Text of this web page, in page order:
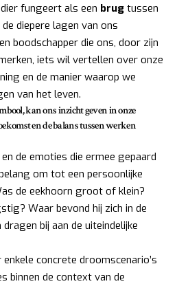
fungeert als een brug tussen
diepere lagen van ons
boodschapper die ons, door zijn
iets wil vertellen over onze
en de manier waarop we
van het leven.
kan ons inzicht geven in onze
en de balans tussen werken
de emoties die ermee gepaard
om tot een persoonlijke
de eekhoorn groot of klein?
Waar bevond hij zich in de
bij aan de uiteindelijke
concrete droomscenario’s
binnen de context van de